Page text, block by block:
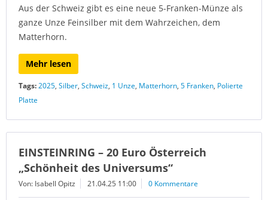
Aus der Schweiz gibt es eine neue 5-Franken-Münze als
ganze Unze Feinsilber mit dem Wahrzeichen, dem
Matterhorn.
Mehr lesen
Tags:2025, Silber, Schweiz, 1 Unze, Matterhorn, 5 Franken, Polierte
Platte
EINSTEINRING – 20 Euro Österreich
„Schönheit des Universums“
Von: Isabell Opitz 21.04.25 11:00 0 Kommentare